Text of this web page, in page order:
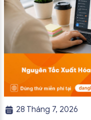
28 Tháng 7, 2026